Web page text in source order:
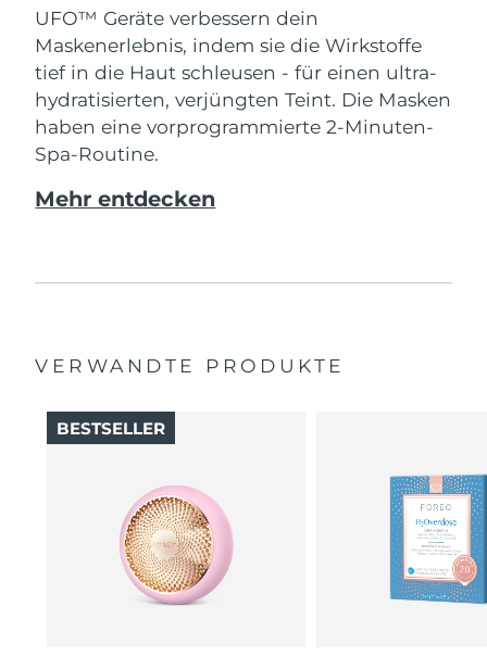
UFO™ Geräte verbessern dein
Maskenerlebnis, indem sie die Wirkstoffe
tief in die Haut schleusen - für einen ultra-
hydratisierten, verjüngten Teint. Die Masken
haben eine vorprogrammierte 2-Minuten-
Spa-Routine.
Mehr entdecken
VERWANDTE PRODUKTE
BESTSELLER